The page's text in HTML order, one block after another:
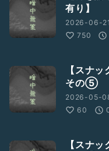
有り】
2026-06-
750
【スナ
その⑤
2026-05-
60
【スナ